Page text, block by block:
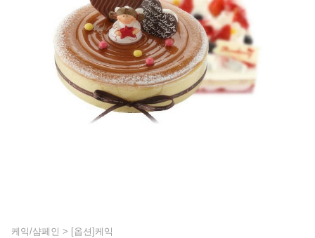
케익/샴페인 > [옵션]케익